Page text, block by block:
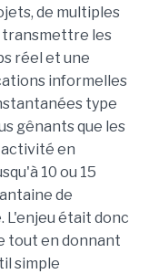
de multiples
transmettre les
réel et une
informelles
type
gênants que les
en
10 ou 15
de
L'enjeu était donc
tout en donnant
simple